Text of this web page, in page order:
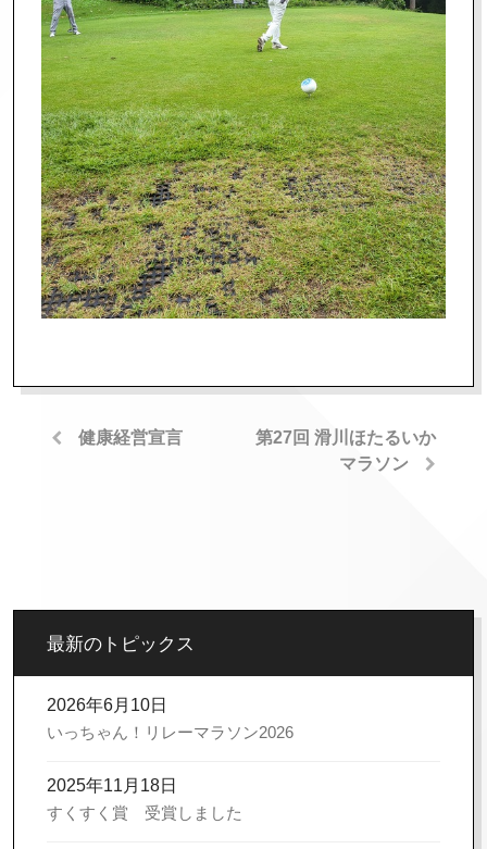
健康経営宣言
第27回 滑川ほたるいか
マラソン
最新のトピックス
2026年6月10日
いっちゃん！リレーマラソン2026
2025年11月18日
すくすく賞 受賞しました